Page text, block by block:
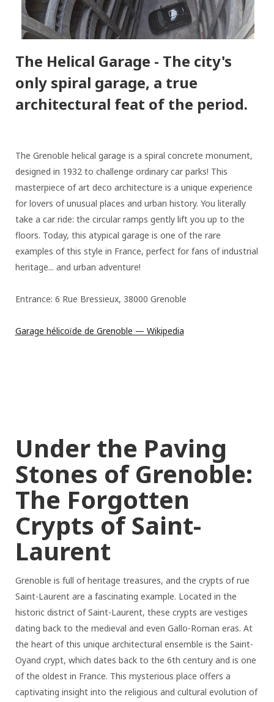
The Helical Garage - The city's
only spiral garage, a true
architectural feat of the period.
The Grenoble helical garage is a spiral concrete monument,
designed in 1932 to challenge ordinary car parks! This
masterpiece of art deco architecture is a unique experience
for lovers of unusual places and urban history. You literally
take a car ride: the circular ramps gently lift you up to the
floors. Today, this atypical garage is one of the rare
examples of this style in France, perfect for fans of industrial
heritage... and urban adventure!
Entrance: 6 Rue Bressieux, 38000 Grenoble
Garage hélicoïde de Grenoble — Wikipedia
Under the Paving
Stones of Grenoble:
The Forgotten
Crypts of Saint-
Laurent
Grenoble is full of heritage treasures, and the crypts of rue
Saint-Laurent are a fascinating example. Located in the
historic district of Saint-Laurent, these crypts are vestiges
dating back to the medieval and even Gallo-Roman eras. At
the heart of this unique architectural ensemble is the Saint-
Oyand crypt, which dates back to the 6th century and is one
of the oldest in France. This mysterious place offers a
captivating insight into the religious and cultural evolution of